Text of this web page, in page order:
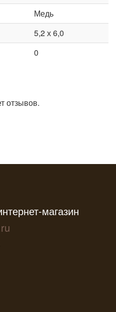
Медь
5,2 х 6,0
0
отзывов.
магазин